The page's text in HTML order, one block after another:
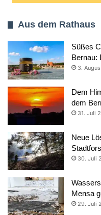
Aus dem Rathaus
Süßes
Bernau:
3.
Dem
dem
31. Juli
Neue
30. Juli
Mensa
29. Juli